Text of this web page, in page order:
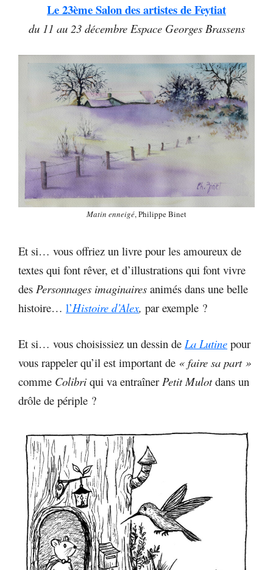
Le 23ème Salon des artistes de Feytiat
du 11 au 23 décembre Espace Georges Brassens
Matin enneigé, Philippe Binet
Et si… vous offriez un livre pour les amoureux de
textes qui font rêver, et d’illustrations qui font vivre
des Personnages imaginaires animés dans une belle
histoire… l’Histoire d’Alex, par exemple ?
Et si… vous choisissiez un dessin de La Lutine pour
vous rappeler qu’il est important de « faire sa part »
comme Colibri qui va entraîner Petit Mulotdans un
drôle de périple ?